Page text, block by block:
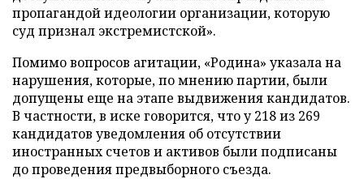
пропагандой идеологии организации, которую
суд признал экстремистской».
Помимо вопросов агитации, «Родина» указала на
нарушения, которые, по мнению партии, были
допущены еще на этапе выдвижения кандидатов.
В частности, в иске говорится, что у 218 из 269
кандидатов уведомления об отсутствии
иностранных счетов и активов были подписаны
до проведения предвыборного съезда.